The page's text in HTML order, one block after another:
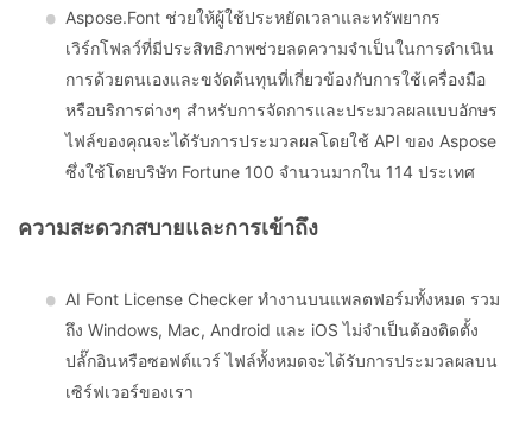
Aspose.Font ช่วยให้ผู้ใช้ประหยัดเวลาและทรัพยากร
เวิร์กโฟลว์ที่มีประสิทธิภาพช่วยลดความจำเป็นในการดำเนิน
การด้วยตนเองและขจัดต้นทุนที่เกี่ยวข้องกับการใช้เครื่องมือ
หรือบริการต่างๆ สำหรับการจัดการและประมวลผลแบบอักษร
ไฟล์ของคุณจะได้รับการประมวลผลโดยใช้ API ของ Aspose
ซึ่งใช้โดยบริษัท Fortune 100 จำนวนมากใน 114 ประเทศ
ความสะดวกสบายและการเข้าถึง
AI Font License Checker ทำงานบนแพลตฟอร์มทั้งหมด รวม
ถึง Windows, Mac, Android และ iOS ไม่จำเป็นต้องติดตั้ง
ปลั๊กอินหรือซอฟต์แวร์ ไฟล์ทั้งหมดจะได้รับการประมวลผลบน
เซิร์ฟเวอร์ของเรา